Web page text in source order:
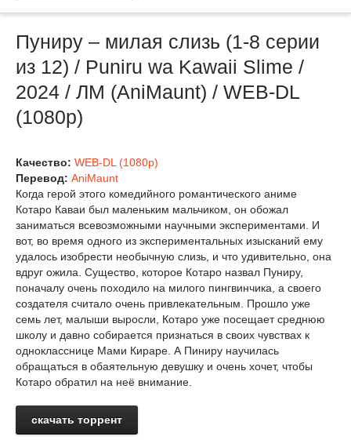
Пуниру – милая слизь (1-8 серии
из 12) / Puniru wa Kawaii Slime /
2024 / ЛМ (AniMaunt) / WEB-DL
(1080p)
Качество: WEB-DL (1080p)
Перевод: AniMaunt
Когда герой этого комедийного романтического аниме
Котаро Каваи был маленьким мальчиком, он обожал
заниматься всевозможными научными экспериментами. И
вот, во время одного из экспериментальных изысканий ему
удалось изобрести необычную слизь, и что удивительно, она
вдруг ожила. Существо, которое Котаро назвал Пуниру,
поначалу очень походило на милого пингвинчика, а своего
создателя считало очень привлекательным. Прошло уже
семь лет, малыши выросли, Котаро уже посещает среднюю
школу и давно собирается признаться в своих чувствах к
однокласснице Мами Кираре. А Пиниру научилась
обращаться в обаятельную девушку и очень хочет, чтобы
Котаро обратил на неё внимание.
скачать торрент